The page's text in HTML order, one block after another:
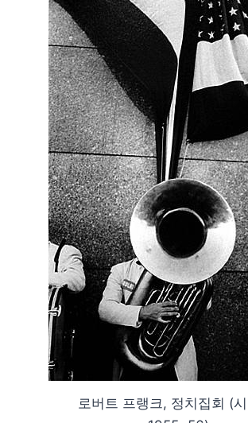
로버트 프랭크, 정치집회 (